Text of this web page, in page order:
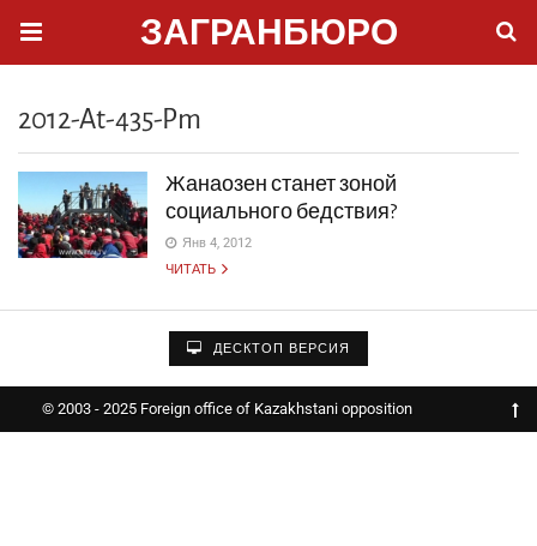
ЗАГРАНБЮРО
2012-At-435-Pm
Жанаозен станет зоной
социального бедствия?
Янв 4, 2012
ЧИТАТЬ
ДЕСКТОП ВЕРСИЯ
© 2003 - 2025 Foreign office of Kazakhstani opposition